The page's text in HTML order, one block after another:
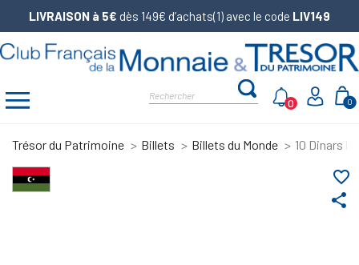
LIVRAISON à 5€ dès 149€ d’achats(1) avec le code LIV149
0
0
Trésor du Patrimoine Billets Billets du Monde 10 Dinars
share
favorite_border